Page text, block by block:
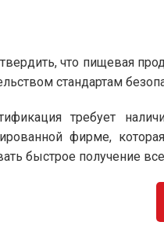
что пищевая
стандартам
требует
фирме,
быстрое получение